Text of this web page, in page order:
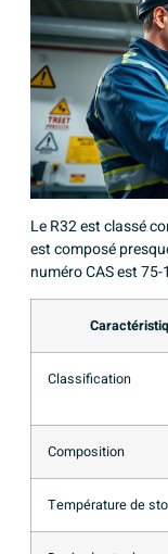
Le R32 est classé
est composé
numéro CAS est
Classification
Composition
Température de